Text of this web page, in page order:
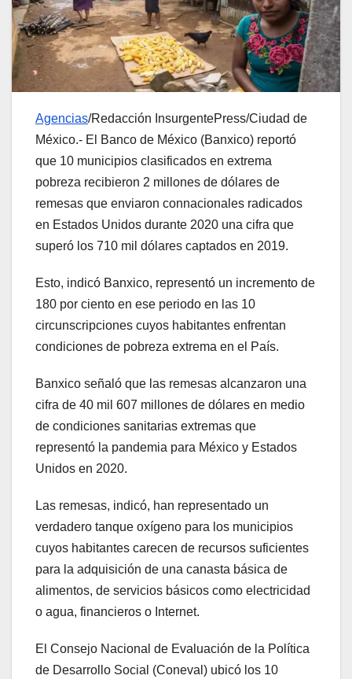
Agencias/Redacción InsurgentePress/Ciudad de
México.- El Banco de México (Banxico) reportó
que 10 municipios clasificados en extrema
pobreza recibieron 2 millones de dólares de
remesas que enviaron connacionales radicados
en Estados Unidos durante 2020 una cifra que
superó los 710 mil dólares captados en 2019.
Esto, indicó Banxico, representó un incremento de
180 por ciento en ese periodo en las 10
circunscripciones cuyos habitantes enfrentan
condiciones de pobreza extrema en el País.
Banxico señaló que las remesas alcanzaron una
cifra de 40 mil 607 millones de dólares en medio
de condiciones sanitarias extremas que
representó la pandemia para México y Estados
Unidos en 2020.
Las remesas, indicó, han representado un
verdadero tanque oxígeno para los municipios
cuyos habitantes carecen de recursos suficientes
para la adquisición de una canasta básica de
alimentos, de servicios básicos como electricidad
o agua, financieros o Internet.
El Consejo Nacional de Evaluación de la Política
de Desarrollo Social (Coneval) ubicó los 10